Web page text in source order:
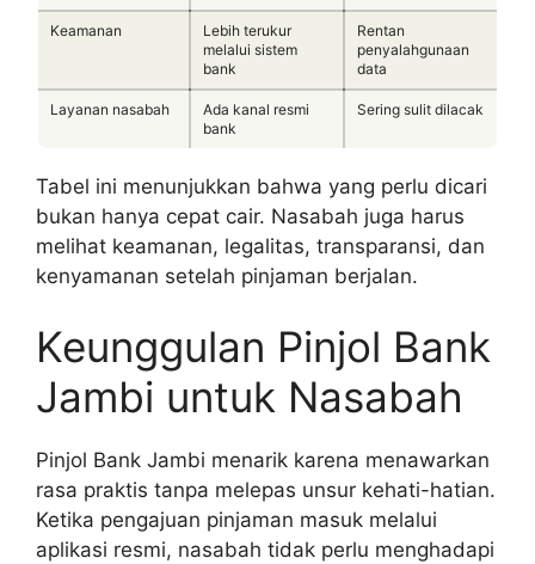
Keamanan
Lebih terukur
melalui sistem
bank
Rentan
penyalahgunaan
data
Layanan nasabah
Ada kanal resmi
bank
Sering sulit dilacak
Tabel ini menunjukkan bahwa yang perlu dicari
bukan hanya cepat cair. Nasabah juga harus
melihat keamanan, legalitas, transparansi, dan
kenyamanan setelah pinjaman berjalan.
Keunggulan Pinjol Bank
Jambi untuk Nasabah
Pinjol Bank Jambi menarik karena menawarkan
rasa praktis tanpa melepas unsur kehati-hatian.
Ketika pengajuan pinjaman masuk melalui
aplikasi resmi, nasabah tidak perlu menghadapi